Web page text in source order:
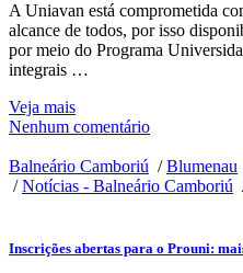
A Uniavan está comprometida
alcance de todos, por isso
por meio do Programa
integrais …
Veja mais
Nenhum comentário
Balneário Camboriú /Blumenau
/Notícias - Balneário Camboriú
Inscrições abertas para o Prouni: